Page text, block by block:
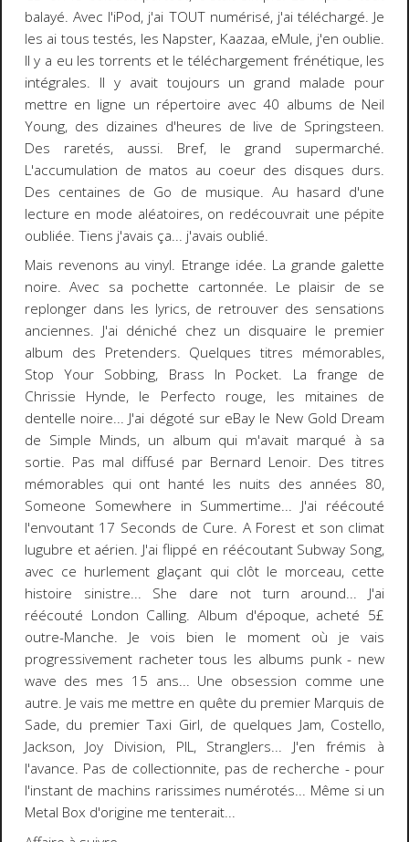
balayé. Avec l'iPod, j'ai TOUT numérisé, j'ai téléchargé. Je
les ai tous testés, les Napster, Kaazaa, eMule, j'en oublie.
Il y a eu les torrents et le téléchargement frénétique, les
intégrales. Il y avait toujours un grand malade pour
mettre en ligne un répertoire avec 40 albums de Neil
Young, des dizaines d'heures de live de Springsteen.
Des raretés, aussi. Bref, le grand supermarché.
L'accumulation de matos au coeur des disques durs.
Des centaines de Go de musique. Au hasard d'une
lecture en mode aléatoires, on redécouvrait une pépite
oubliée. Tiens j'avais ça... j'avais oublié.
Mais revenons au vinyl. Etrange idée. La grande galette
noire. Avec sa pochette cartonnée. Le plaisir de se
replonger dans les lyrics, de retrouver des sensations
anciennes. J'ai déniché chez un disquaire le premier
album des Pretenders. Quelques titres mémorables,
Stop Your Sobbing, Brass In Pocket. La frange de
Chrissie Hynde, le Perfecto rouge, les mitaines de
dentelle noire... J'ai dégoté sur eBay le New Gold Dream
de Simple Minds, un album qui m'avait marqué à sa
sortie. Pas mal diffusé par Bernard Lenoir. Des titres
mémorables qui ont hanté les nuits des années 80,
Someone Somewhere in Summertime... J'ai réécouté
l'envoutant 17 Seconds de Cure. A Forest et son climat
lugubre et aérien. J'ai flippé en réécoutant Subway Song,
avec ce hurlement glaçant qui clôt le morceau, cette
histoire sinistre... She dare not turn around... J'ai
réécouté London Calling. Album d'époque, acheté 5£
outre-Manche. Je vois bien le moment où je vais
progressivement racheter tous les albums punk - new
wave des mes 15 ans... Une obsession comme une
autre. Je vais me mettre en quête du premier Marquis de
Sade, du premier Taxi Girl, de quelques Jam, Costello,
Jackson, Joy Division, PIL, Stranglers... J'en frémis à
l'avance. Pas de collectionnite, pas de recherche - pour
l'instant de machins rarissimes numérotés... Même si un
Metal Box d'origine me tenterait...